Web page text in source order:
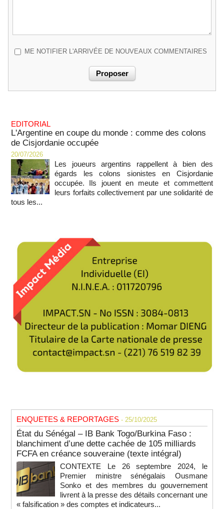
ME NOTIFIER L'ARRIVÉE DE NOUVEAUX COMMENTAIRES
EDITORIAL
L'Argentine en coupe du monde : comme des colons
de Cisjordanie occupée
20/07/2026
Les joueurs argentins rappellent à bien des
égards les colons sionistes en Cisjordanie
occupée. Ils jouent en meute et commettent
leurs forfaits collectivement par une solidarité de
tous les...
ENQUETES & REPORTAGES - 25/10/2025
État du Sénégal – IB Bank Togo/Burkina Faso :
blanchiment d’une dette cachée de 105 milliards
FCFA en créance souveraine (texte intégral)
CONTEXTE Le 26 septembre 2024, le
Premier ministre sénégalais Ousmane
Sonko et des membres du gouvernement
livrent à la presse des détails concernant une
« falsification » des comptes et indicateurs...